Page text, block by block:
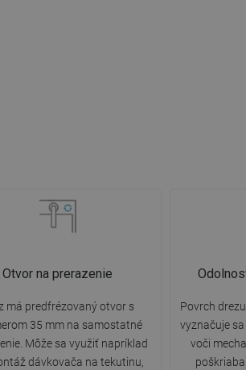
Otvor na prerazenie
má predfrézovaný otvor s
35 mm na samostatné
Môže sa využiť napríklad
dávkovača na tekutinu,
Povrch
vyznačuje
voči